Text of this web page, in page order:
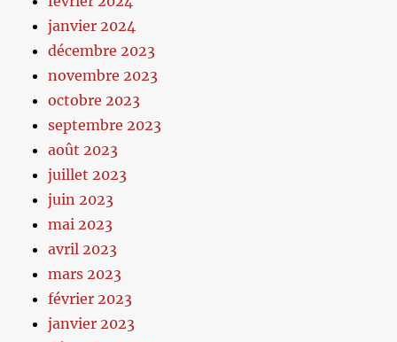
janvier 2024
décembre 2023
novembre 2023
octobre 2023
septembre 2023
août 2023
juillet 2023
juin 2023
mai 2023
avril 2023
mars 2023
février 2023
janvier 2023